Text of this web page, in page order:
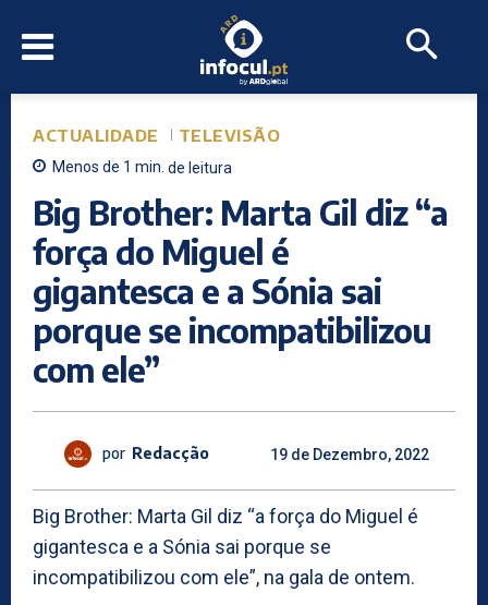
ACTUALIDADE TELEVISÃO
Menos de 1 min. de leitura
Big Brother: Marta Gil diz “a
força do Miguel é
gigantesca e a Sónia sai
porque se incompatibilizou
com ele”
por Redacção 19 de Dezembro, 2022
Big Brother: Marta Gil diz “a força do Miguel é
gigantesca e a Sónia sai porque se
incompatibilizou com ele”, na gala de ontem.